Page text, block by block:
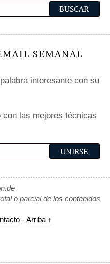
SEMANAL
interesante con su
con las mejores técnicas
o parcial de los contenidos
- Arriba ↑